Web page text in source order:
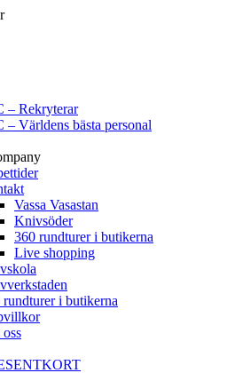
– Rekryterar
– Världens bästa personal
Vassa Vasastan
Knivsöder
360 rundturer i butikerna
Live shopping
rundturer i butikerna